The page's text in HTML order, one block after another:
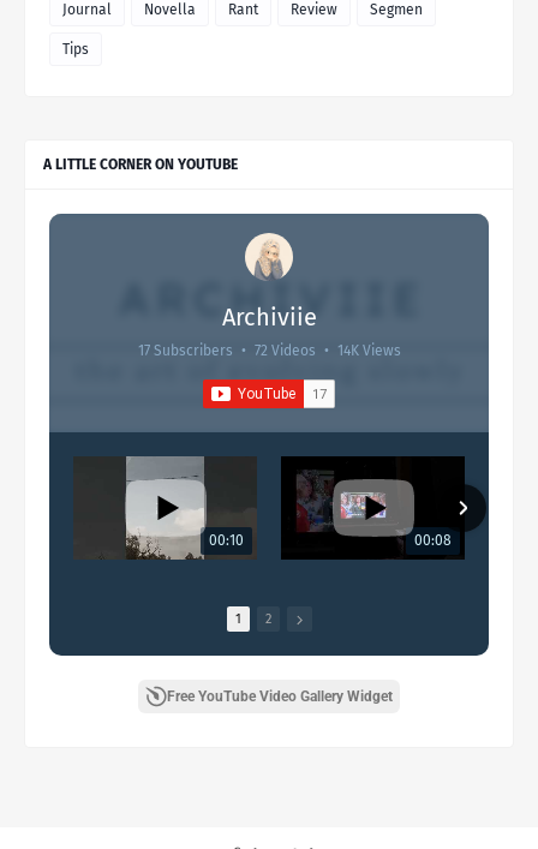
Journal Novella Rant Review Segmen
Tips
A LITTLE CORNER ON YOUTUBE
Archiviie
17 Subscribers • 72 Videos • 14K Views
00:10 00:08
1 2
Free YouTube Video Gallery Widget